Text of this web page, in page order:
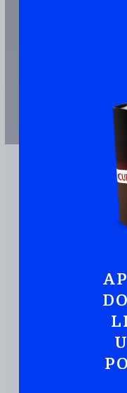
JUNTE-SE A MAIS DE